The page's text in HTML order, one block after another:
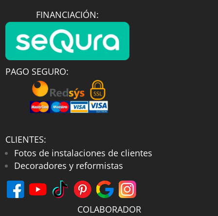
FINANCIACIÓN:
PAGO SEGURO:
CLIENTES:
Fotos de instalaciones de clientes
Decoradores y reformistas
COLABORADOR